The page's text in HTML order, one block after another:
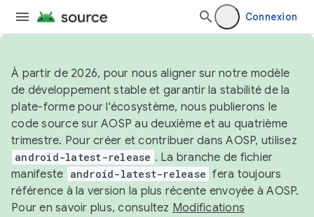
Connexion
À partir de 2026, pour nous aligner sur notre modèle
de développement stable et garantir la stabilité de la
plate-forme pour l'écosystème, nous publierons le
code source sur AOSP au deuxième et au quatrième
trimestre. Pour créer et contribuer dans AOSP, utilisez
android-latest-release . La branche de fichier
manifeste android-latest-release fera toujours
référence à la version la plus récente envoyée à AOSP.
Pour en savoir plus, consultez Modifications